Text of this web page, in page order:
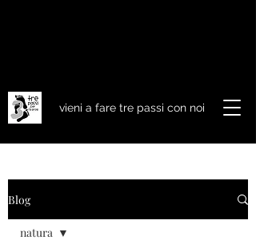
vieni a fare tre passi con noi
Blog
natura